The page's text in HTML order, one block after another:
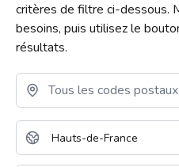
critères de filtre ci-dessous.
besoins, puis utilisez le
résultats.